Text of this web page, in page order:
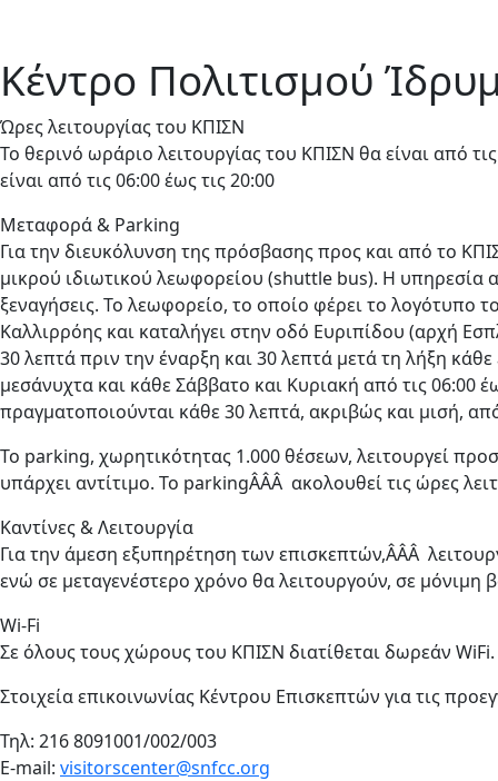
Κέντρο Πολιτισμού
Ώρες λειτουργίας του ΚΠΙΣΝ
Το θερινό ωράριο λειτουργίας του ΚΠΙΣΝ θα είναι από
είναι από τις 06:00 έως τις 20:00
Μεταφορά & Parking
Για την διευκόλυνση της πρόσβασης προς και από το
μικρού ιδιωτικού λεωφορείου (shuttle bus). Η υπηρεσία
ξεναγήσεις. Το λεωφορείο, το οποίο φέρει το λογότυπο
Καλλιρρόης και καταλήγει στην οδό Ευριπίδου (αρχή
30 λεπτά πριν την έναρξη και 30 λεπτά μετά τη λήξη
μεσάνυχτα και κάθε Σάββατο και Κυριακή από τις
πραγματοποιούνται κάθε 30 λεπτά, ακριβώς και μισή,
To parking, χωρητικότητας 1.000 θέσεων, λειτουργεί
υπάρχει αντίτιμο. To parkingÂÂÂ ακολουθεί τις ώρες
Καντίνες & Λειτουργία
Για την άμεση εξυπηρέτηση των επισκεπτών,ÂÂÂ
ενώ σε μεταγενέστερο χρόνο θα λειτουργούν, σε μόνιμη
Wi-Fi
Σε όλους τους χώρους του ΚΠΙΣΝ διατίθεται δωρεάν WiFi.
Στοιχεία επικοινωνίας Κέντρου Επισκεπτών για τις
Τηλ: 216 8091001/002/003
E-mail: visitorscenter@snfcc.org